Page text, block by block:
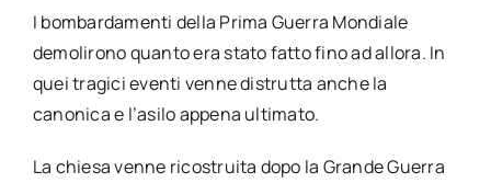
I bombardamenti della Prima Guerra Mondiale
demolirono quanto era stato fatto fino ad allora. In
quei tragici eventi venne distrutta anche la
canonica e l’asilo appena ultimato.
La chiesa venne ricostruita dopo la Grande Guerra